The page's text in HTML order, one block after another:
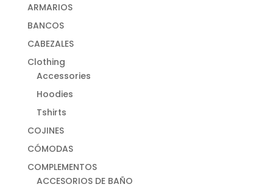
ARMARIOS
BANCOS
CABEZALES
Clothing
Accessories
Hoodies
Tshirts
COJINES
CÓMODAS
COMPLEMENTOS
ACCESORIOS DE BAÑO